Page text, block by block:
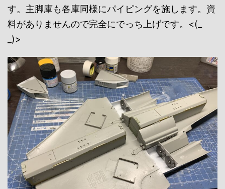
す。主脚庫も各庫同様にパイピングを施します。資
料がありませんので完全にでっち上げです。<(_
_)>